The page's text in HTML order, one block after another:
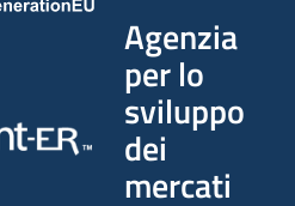
Agenzia
per lo
sviluppo
dei
mercati